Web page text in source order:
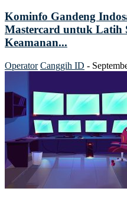
Kominfo Gandeng
Mastercard untuk Latih
Keamanan...
Operator Canggih ID -